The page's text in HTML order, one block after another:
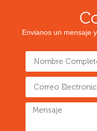
Envianos un mensaje